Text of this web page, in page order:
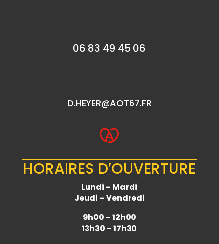
06 83 49 45 06
D.HEYER@AOT67.FR
HORAIRES D’OUVERTURE
Lundi – Mardi
Jeudi – Vendredi
9h00 – 12h00
13h30 – 17h30